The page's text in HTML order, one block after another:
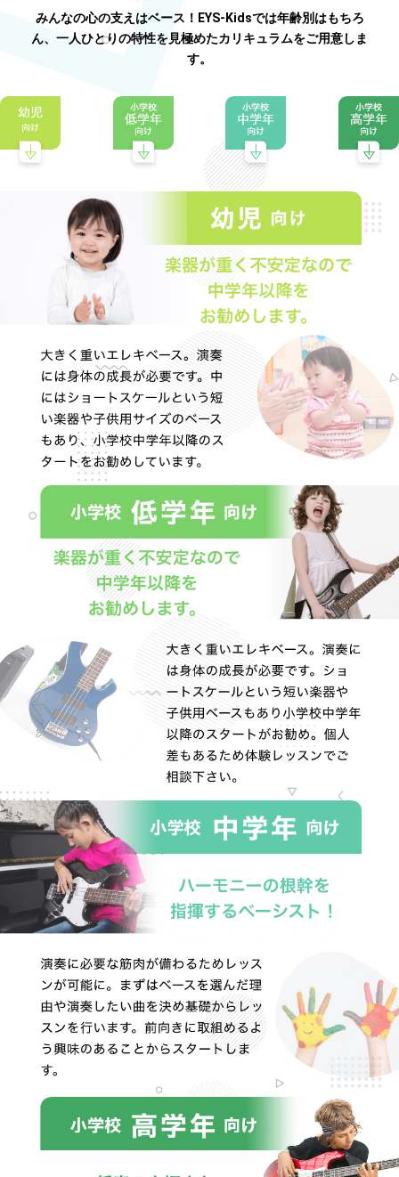
みんなの心の支えはベース！EYS-Kidsでは年齢別はもちろ
ん、一人ひとりの特性を見極めたカリキュラムをご用意しま
す。